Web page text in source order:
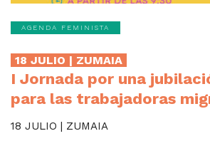
AGENDA FEMINISTA
18 JULIO | ZUMAIA
I Jornada por una
para las trabajadoras
18 JULIO | ZUMAIA